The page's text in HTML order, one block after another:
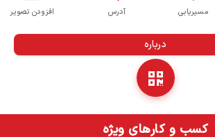
مسیریابی آدرس افزودن تصویر
درباره
کسب و کارهای ویژه